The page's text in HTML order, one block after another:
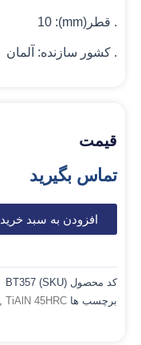
. قطر(mm): 10
. کشور سازنده: آلمان
قیمت
تماس بگیرید
افزودن به سبد خرید
کد محصول (SKU) BT357
برچسب ها TiAlN 45HRC